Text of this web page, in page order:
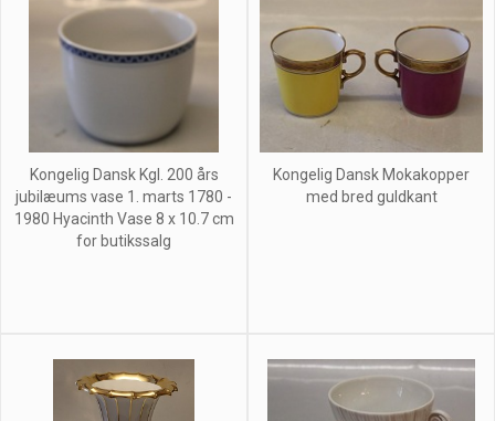
Kongelig Dansk Kgl. 200 års
jubilæums vase 1. marts 1780 -
1980 Hyacinth Vase 8 x 10.7 cm
for butikssalg
Kongelig Dansk Mokakopper
med bred guldkant